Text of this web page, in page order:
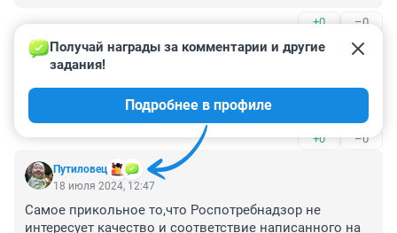
+0 –0
Гость
18 июля 2024, 14:35
настоящее 900р литр стоит для кого надо а вы эту
бурду пейте и детям для аллергии выдавайте
+0 –0
Путиловец
Получай награды за комментарии и другие
задания!
Подробнее в профиле
18 июля 2024, 12:47
Самое прикольное то,что Роспотребнадзор не
интересует качество и соответствие написанного на